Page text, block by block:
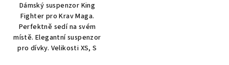
Dámský suspenzor King
Fighter pro Krav Maga.
Perfektně sedí na svém
místě. Elegantní suspenzor
pro dívky. Velikosti XS, S